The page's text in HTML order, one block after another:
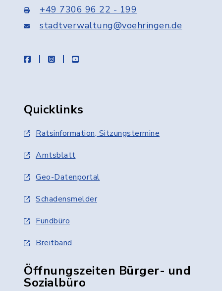
+49 7306 96 22 - 199
stadtverwaltung@voehringen.de
facebookinstagramyoutube
Quicklinks
Ratsinformation, Sitzungstermine
Amtsblatt
Geo-Datenportal
Schadensmelder
Fundbüro
Breitband
Öffnungszeiten Bürger- und
Sozialbüro